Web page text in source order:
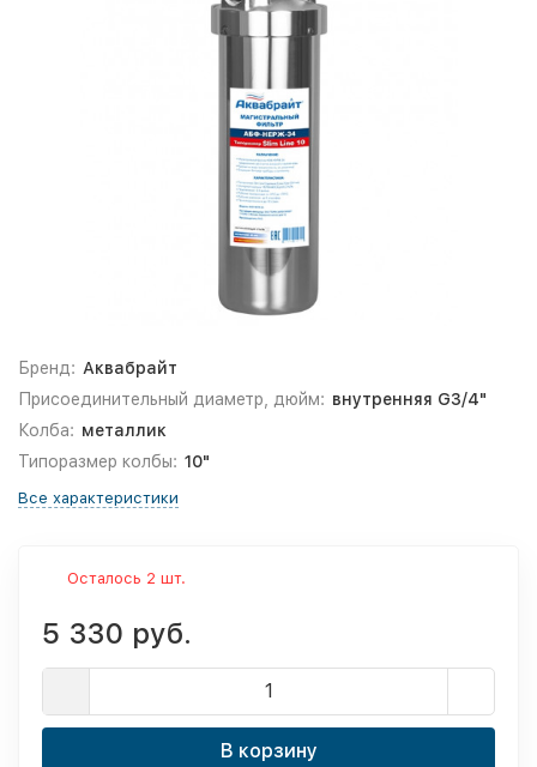
Бренд: Аквабрайт
Присоединительный диаметр, дюйм: внутренняя G3/4"
Колба: металлик
Типоразмер колбы: 10"
Все характеристики
Осталось 2 шт.
5 330 руб.
В корзину